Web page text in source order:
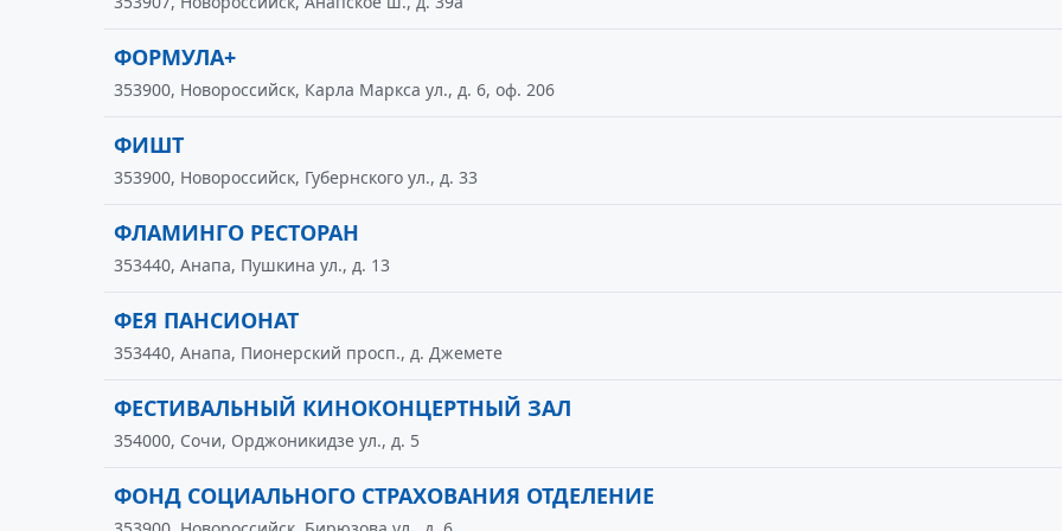
ФОРМУЛА+
353900, Новороссийск, Карла Маркса ул., д. 6, оф. 206
ФИШТ
353900, Новороссийск, Губернского ул., д. 33
ФЛАМИНГО РЕСТОРАН
353440, Анапа, Пушкина ул., д. 13
ФЕЯ ПАНСИОНАТ
353440, Анапа, Пионерский просп., д. Джемете
ФЕСТИВАЛЬНЫЙ КИНОКОНЦЕРТНЫЙ ЗАЛ
354000, Сочи, Орджоникидзе ул., д. 5
ФОНД СОЦИАЛЬНОГО СТРАХОВАНИЯ ОТДЕЛЕНИЕ